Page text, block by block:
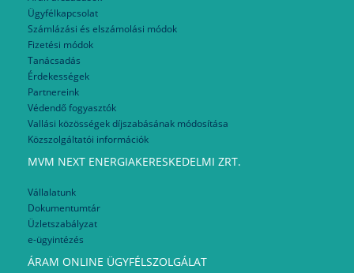
Ügyfélkapcsolat
Számlázási és elszámolási módok
Fizetési módok
Tanácsadás
Érdekességek
Partnereink
Védendő fogyasztók
Vallási közösségek díjszabásának módosítása
Közszolgáltatói információk
MVM NEXT ENERGIAKERESKEDELMI ZRT.
Vállalatunk
Dokumentumtár
Üzletszabályzat
e-ügyintézés
ÁRAM ONLINE ÜGYFÉLSZOLGÁLAT